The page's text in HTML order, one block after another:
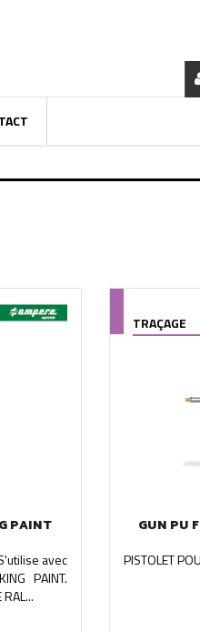
PAINT
avec
PAINT.
TRAÇAGE
GUN PU
PISTOLET